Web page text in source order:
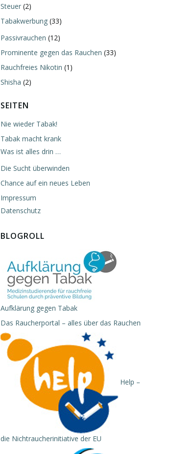
Steuer (2)
Tabakwerbung (33)
Passivrauchen (12)
Prominente gegen das Rauchen (33)
Rauchfreies Nikotin (1)
Shisha (2)
SEITEN
Nie wieder Tabak!
Tabak macht krank
Was ist alles drin …
Die Sucht überwinden
Chance auf ein neues Leben
Impressum
Datenschutz
BLOGROLL
Aufklärung gegen Tabak
Das Raucherportal – alles über das Rauchen
Help –
die Nichtraucherinitiative der EU